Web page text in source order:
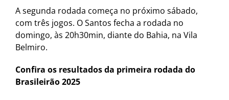
A segunda rodada começa no próximo sábado,
com três jogos. O Santos fecha a rodada no
domingo, às 20h30min, diante do Bahia, na Vila
Belmiro.
Confira os resultados da primeira rodada do
Brasileirão 2025